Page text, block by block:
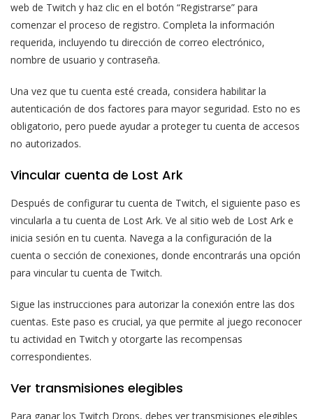
web de Twitch y haz clic en el botón “Registrarse” para
comenzar el proceso de registro. Completa la información
requerida, incluyendo tu dirección de correo electrónico,
nombre de usuario y contraseña.
Una vez que tu cuenta esté creada, considera habilitar la
autenticación de dos factores para mayor seguridad. Esto no es
obligatorio, pero puede ayudar a proteger tu cuenta de accesos
no autorizados.
Vincular cuenta de Lost Ark
Después de configurar tu cuenta de Twitch, el siguiente paso es
vincularla a tu cuenta de Lost Ark. Ve al sitio web de Lost Ark e
inicia sesión en tu cuenta. Navega a la configuración de la
cuenta o sección de conexiones, donde encontrarás una opción
para vincular tu cuenta de Twitch.
Sigue las instrucciones para autorizar la conexión entre las dos
cuentas. Este paso es crucial, ya que permite al juego reconocer
tu actividad en Twitch y otorgarte las recompensas
correspondientes.
Ver transmisiones elegibles
Para ganar los Twitch Drops, debes ver transmisiones elegibles